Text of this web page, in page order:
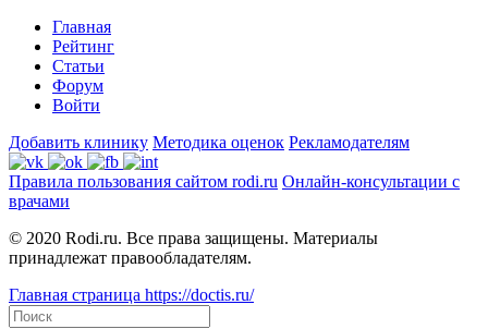
Главная
Рейтинг
Статьи
Форум
Войти
Добавить клинику Методика оценок Рекламодателям
Правила пользования сайтом rodi.ru Онлайн-консультации с
врачами
© 2020 Rodi.ru. Все права защищены. Материалы
принадлежат правообладателям.
Главная страница https://doctis.ru/